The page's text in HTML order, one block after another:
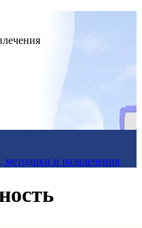
и развлечения